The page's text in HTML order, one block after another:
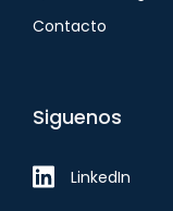
Contacto
Siguenos
LinkedIn